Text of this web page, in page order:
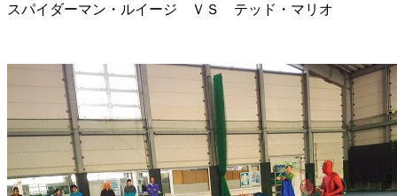
スパイダーマン・ルイージ ＶＳ テッド・マリオ